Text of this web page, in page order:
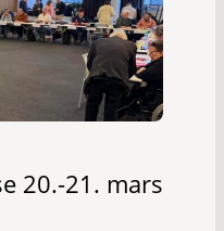
20.-21. mars